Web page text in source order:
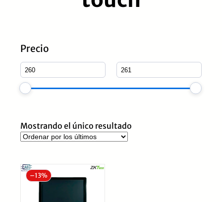
Precio
Mostrando el único resultado
–13%